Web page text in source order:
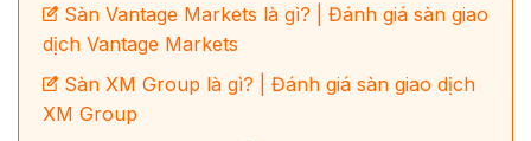
Sàn Vantage Markets là gì? | Đánh giá sàn giao
dịch Vantage Markets
Sàn XM Group là gì? | Đánh giá sàn giao dịch
XM Group